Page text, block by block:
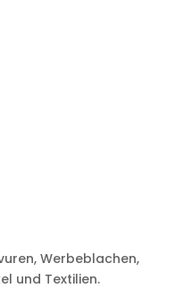
Werbeblachen,
und Textilien.